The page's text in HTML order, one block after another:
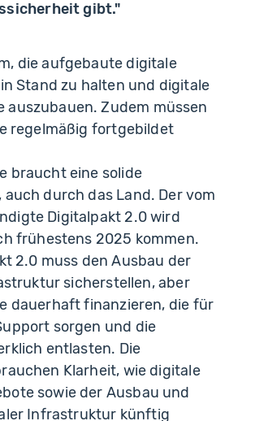
gibt."
die aufgebaute digitale
Stand zu halten und digitale
auszubauen. Zudem müssen
regelmäßig fortgebildet
braucht eine solide
durch das Land. Der vom
Digitalpakt 2.0 wird
frühestens 2025 kommen.
2.0 muss den Ausbau der
sicherstellen, aber
dauerhaft finanzieren, die für
sorgen und die
entlasten. Die
Klarheit, wie digitale
sowie der Ausbau und
Infrastruktur künftig